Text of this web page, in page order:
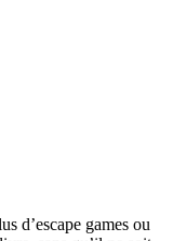
d’escape games ou